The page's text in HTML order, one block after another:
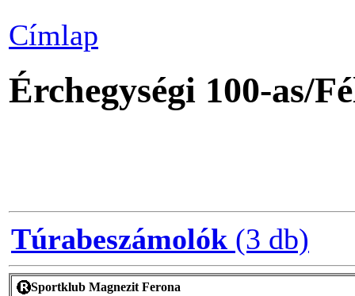
Címlap
Érchegységi 100-as/
Túrabeszámolók (3 db)
Sportklub Magnezit Ferona